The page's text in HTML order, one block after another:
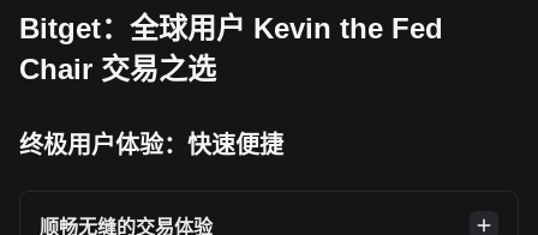
Bitget：全球用户 Kevin the Fed
Chair 交易之选
终极用户体验：快速便捷
顺畅无缝的交易体验